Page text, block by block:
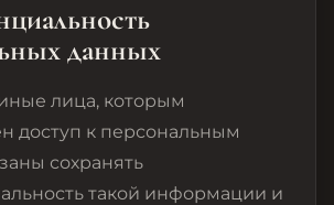
данных
лица, которым
доступ к персональным
сохранять
такой информации и